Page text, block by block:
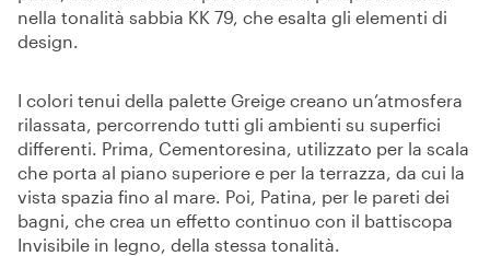
nella tonalità sabbia KK 79, che esalta gli elementi di
design.
I colori tenui della palette Greige creano un’atmosfera
rilassata, percorrendo tutti gli ambienti su superfici
differenti. Prima, Cementoresina, utilizzato per la scala
che porta al piano superiore e per la terrazza, da cui la
vista spazia fino al mare. Poi, Patina, per le pareti dei
bagni, che crea un effetto continuo con il battiscopa
Invisibile in legno, della stessa tonalità.